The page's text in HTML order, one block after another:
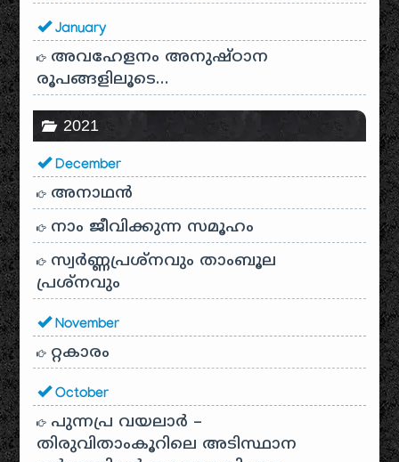
January
അവഹേളനം അനുഷ്ഠാന
രൂപങ്ങളിലൂടെ…
2021
December
അനാഥന്‍
നാം ജീവിക്കുന്ന സമൂഹം
സ്വര്‍ണ്ണപ്രശ്‌നവും താംബൂല
പ്രശ്‌നവും
November
റ്റകാരം
October
പുന്നപ്ര വയലാർ –
തിരുവിതാംകൂറിലെ അടിസ്ഥാന